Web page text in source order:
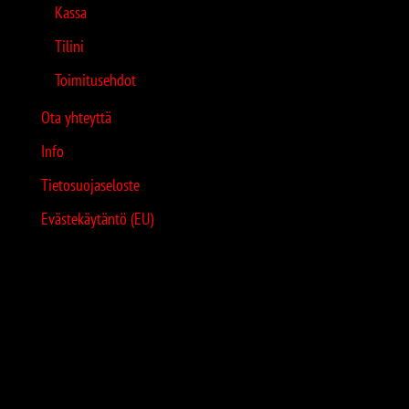
Kassa
Tilini
Toimitusehdot
Ota yhteyttä
Info
Tietosuojaseloste
Evästekäytäntö (EU)